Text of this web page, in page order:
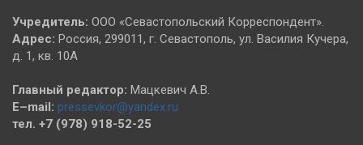
Учредитель: ООО «Севастопольский Корреспондент».
Адрес: Россия, 299011, г. Севастополь, ул. Василия Кучера,
д. 1, кв. 10А
Главный редактор: Мацкевич А.В.
E–mail: pressevkor@yandex.ru
тел. +7 (978) 918-52-25